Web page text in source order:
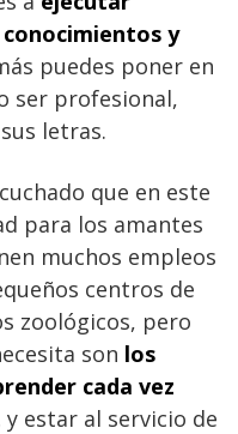
y
puedes poner en
ser profesional,
letras.
que en este
para los amantes
muchos empleos
centros de
zoológicos, pero
son los
cada vez
y estar al servicio de